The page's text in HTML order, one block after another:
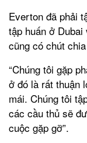
Everton đã phải
tập huấn ở
cũng có chút
“Chúng tôi gặp
ở đó là rất thuận
mái. Chúng tôi
các cầu thủ sẽ
cuộc gặp gỡ”.